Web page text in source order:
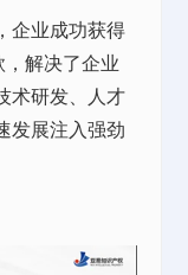
业成功获得
解决了企业
术研发、人才
发展注入强劲